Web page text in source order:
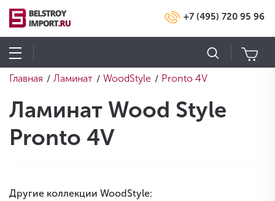
+7 (495) 720 95 96
Главная / Ламинат / WoodStyle / Pronto 4V
Ламинат Wood Style
Pronto 4V
Другие коллекции WoodStyle: